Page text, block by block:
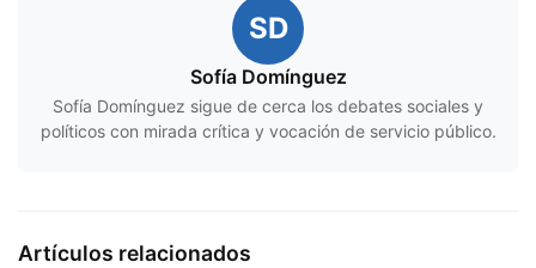
SD
Sofía Domínguez
Sofía Domínguez sigue de cerca los debates sociales y
políticos con mirada crítica y vocación de servicio público.
Artículos relacionados